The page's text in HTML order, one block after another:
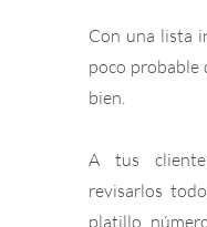
Con una lista
poco probable
bien.
A tus
revisarlos
platillo